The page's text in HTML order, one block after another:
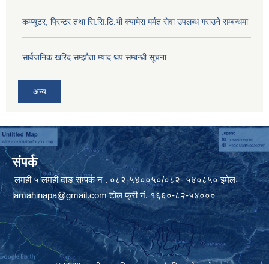
कम्प्यूटर, प्रिन्टर तथा सि.सि.टि.भी क्यामेरा मर्मत सेवा उपलब्ध गराउने सम्बन्धमा
सार्वजनिक खरिद सम्झौता म्याद थप सम्बन्धी सूचना
अन्य
संपर्क
लमही ५ लमही दाङ सम्पर्क न . ०८२-५४००५०/०८२- ५४०८५० इमेलः
lamahinapa@gmail.comटाेल फ्री नं. १६६०-८२-५४०००